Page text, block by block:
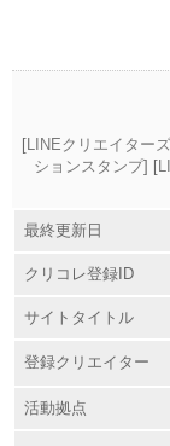
[ LINEクリエイター
ションスタンプ] [
最終更新日
クリコレ登録ID
サイトタイトル
登録クリエイター
活動拠点